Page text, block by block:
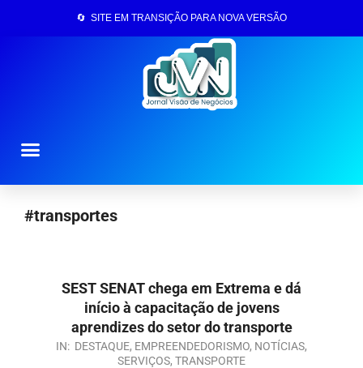
🔄 SITE EM TRANSIÇÃO PARA NOVA VERSÃO
#transportes
SEST SENAT chega em Extrema e dá
início à capacitação de jovens
aprendizes do setor do transporte
IN: DESTAQUE, EMPREENDEDORISMO, NOTÍCIAS,
SERVIÇOS, TRANSPORTE